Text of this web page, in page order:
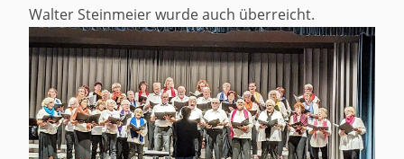
Walter Steinmeier wurde auch überreicht.